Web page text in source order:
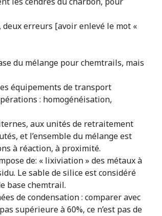
deux erreurs [avoir enlevé le mot «
du mélange pour chemtrails, mais
équipements de transport
: homogénéisation,
aux unités de retraitement
et l’ensemble du mélange est
à réaction, à proximité.
de: « lixiviation » des métaux à
Le sable de silice est considéré
base chemtrail.
de condensation : comparer avec
supérieure à 60%, ce n’est pas de